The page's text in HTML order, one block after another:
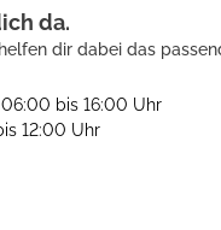
da.
dir dabei das
bis 16:00 Uhr
12:00 Uhr